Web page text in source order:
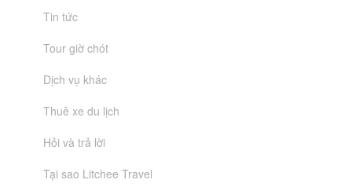
Tin tức
Tour giờ chót
Dịch vụ khác
Thuê xe du lịch
Hỏi và trả lời
Tại sao Litchee Travel